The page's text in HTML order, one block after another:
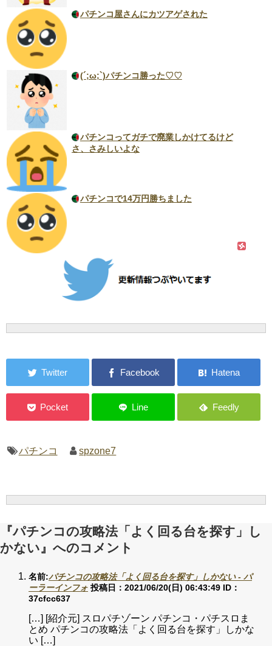
パチンコ屋さんにカツアゲされた
(´;ω;`)パチンコ勝った♡♡
パチンコってガチで廃業しかけてるけど
さ、さみしいよな
パチンコで14万円勝ちました
パチンコ spzone7
『パチンコの攻略法「よく回る台を探す」し
かない』へのコメント
名前:パチンコの攻略法「よく回る台を探す」しかない - パ
ーラーインフォ 投稿日：2021/06/20(日) 06:43:49 ID：
37cfcc637
[…] [紹介元] スロパチゾーン パチンコ・パチスロま
とめ パチンコの攻略法「よく回る台を探す」しかな
い […]